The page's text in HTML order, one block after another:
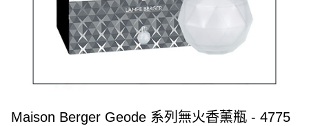
Maison Berger Geode 系列無火香薰瓶 - 4775